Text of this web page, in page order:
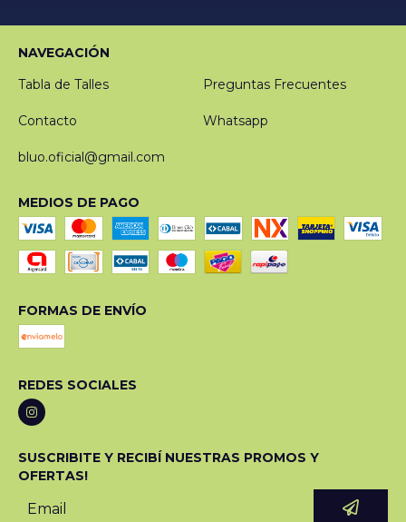
NAVEGACIÓN
Tabla de Talles
Preguntas Frecuentes
Contacto Whatsapp
bluo.oficial@gmail.com
MEDIOS DE PAGO
FORMAS DE ENVÍO
REDES SOCIALES
SUSCRIBITE Y RECIBÍ NUESTRAS PROMOS Y
OFERTAS!